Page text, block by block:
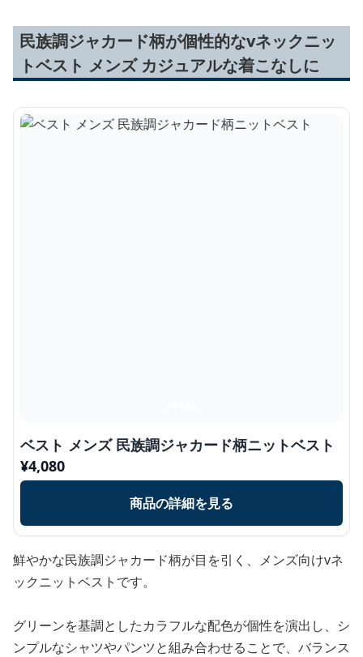
民族調ジャカード柄が個性的なvネックニッ
トベスト メンズ カジュアルな着こなしに
ベスト メンズ 民族調ジャカード柄ニットベスト
¥4,080
商品の詳細を見る
鮮やかな民族調ジャカード柄が目を引く、メンズ向けvネ
ックニットベストです。
グリーンを基調としたカラフルな配色が個性を演出し、シ
ンプルなシャツやパンツと組み合わせることで、バランス